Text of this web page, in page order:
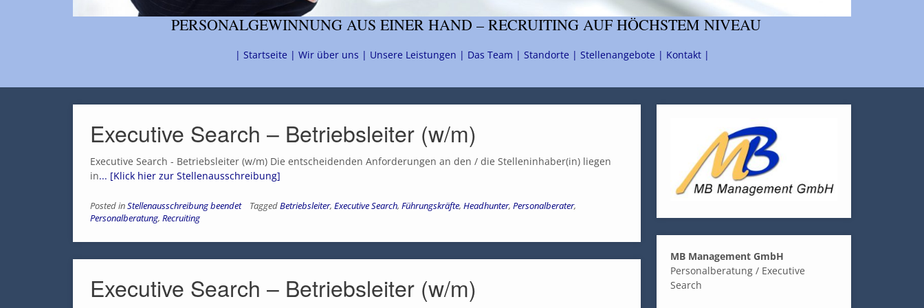
PERSONALGEWINNUNG AUS EINER HAND – RECRUITING AUF HÖCHSTEM NIVEAU
| Startseite | Wir über uns | Unsere Leistungen | Das Team | Standorte | Stellenangebote | Kontakt |
Executive Search – Betriebsleiter (w/m)
Executive Search - Betriebsleiter (w/m) Die entscheidenden Anforderungen an den / die Stelleninhaber(in) liegen
in... [Klick hier zur Stellenausschreibung]
Posted inStellenausschreibung beendet TaggedBetriebsleiter, Executive Search, Führungskräfte, Headhunter, Personalberater,
Personalberatung, Recruiting
Executive Search – Betriebsleiter (w/m)
MB Management GmbH
Personalberatung / Executive
Search